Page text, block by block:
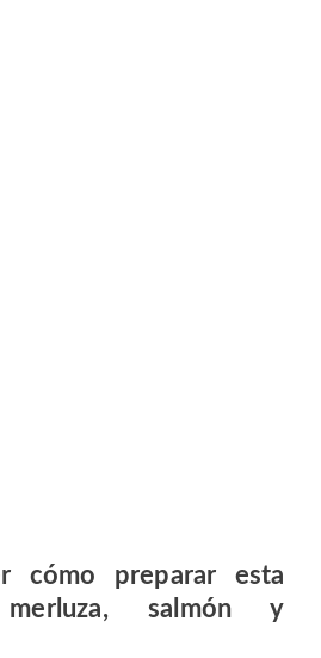
cómo preparar esta
salmón y